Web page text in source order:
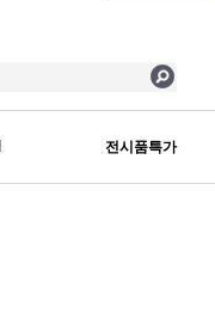
전시품특가